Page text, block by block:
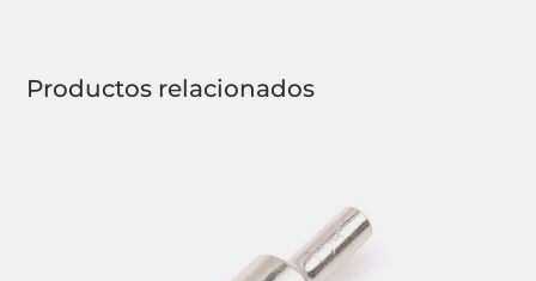
Productos relacionados